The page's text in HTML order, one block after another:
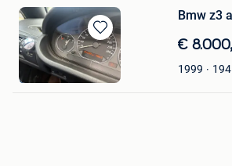
Sauvegarder
dans
Mes
Favoris
Bmw z3
€
1999
Jason Battau
Glain & Partie Ans